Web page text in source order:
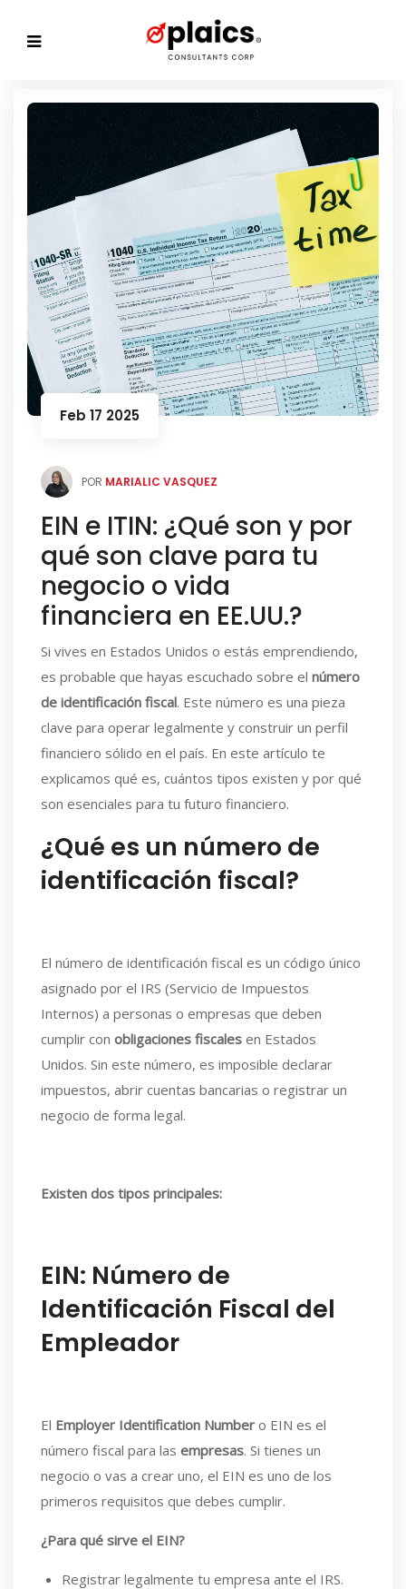
Feb 17 2025
POR MARIALIC VASQUEZ
EIN e ITIN: ¿Qué son y por
qué son clave para tu
negocio o vida
financiera en EE.UU.?
Si vives en Estados Unidos o estás emprendiendo,
es probable que hayas escuchado sobre el número
de identificación fiscal. Este número es una pieza
clave para operar legalmente y construir un perfil
financiero sólido en el país. En este artículo te
explicamos qué es, cuántos tipos existen y por qué
son esenciales para tu futuro financiero.
¿Qué es un número de
identificación fiscal?
El número de identificación fiscal es un código único
asignado por el IRS (Servicio de Impuestos
Internos) a personas o empresas que deben
cumplir con obligaciones fiscales en Estados
Unidos. Sin este número, es imposible declarar
impuestos, abrir cuentas bancarias o registrar un
negocio de forma legal.
Existen dos tipos principales:
EIN: Número de
Identificación Fiscal del
Empleador
El Employer Identification Number o EIN es el
número fiscal para las empresas. Si tienes un
negocio o vas a crear uno, el EIN es uno de los
primeros requisitos que debes cumplir.
¿Para qué sirve el EIN?
Registrar legalmente tu empresa ante el IRS.